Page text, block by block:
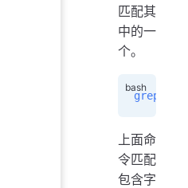
匹配其
中的一
个。
grep
上面命
令匹配
包含字